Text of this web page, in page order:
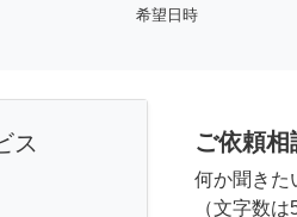
希望日時
ス ご依頼相
何か聞きた
（文字数は